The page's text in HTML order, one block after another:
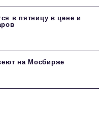
в пятницу в цене и
на Мосбирже